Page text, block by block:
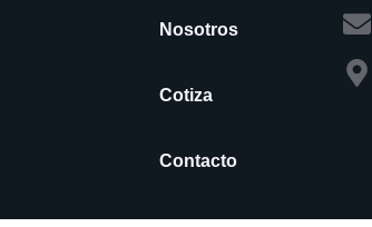
Nosotros
Cotiza
Contacto